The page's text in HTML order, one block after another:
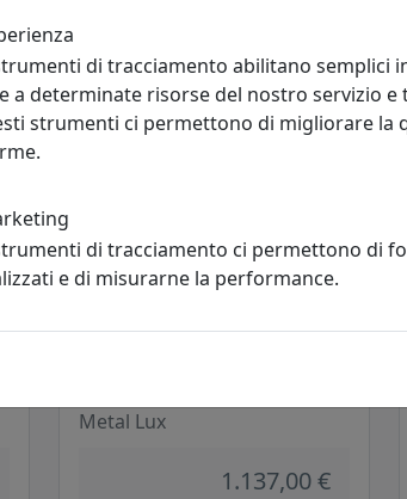
Metal Lux
1.137,00 €
di tracciamento abilitano semplici
a determinate risorse del nostro servizio
strumenti ci permettono di migliorare la
di tracciamento ci permettono di
e di misurarne la performance.